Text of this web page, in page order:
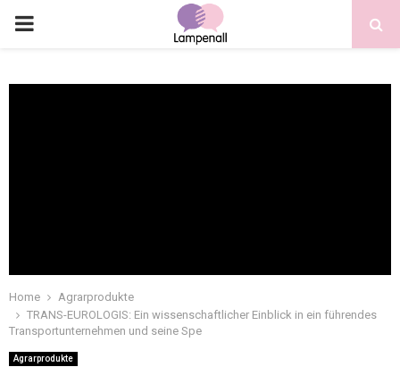
Home
Agrarprodukte
TRANS-EUROLOGIS: Ein wissenschaftlicher Einblick in ein führendes
Transportunternehmen und seine Spe
Agrarprodukte